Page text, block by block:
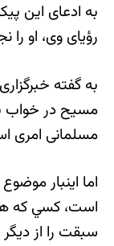
به ادعای اين
رؤيای وی، او
به گفته
مسيح در خواب
مسلمانی امری
اما اينبار
است، كسي كه
سبقت را از